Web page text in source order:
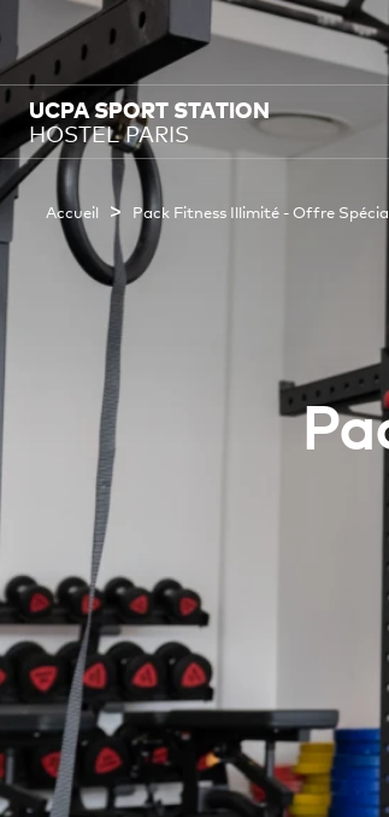
UCPA SPORT STATION
HOSTEL PARIS
Accueil > Pack Fitness Illimité - Offre